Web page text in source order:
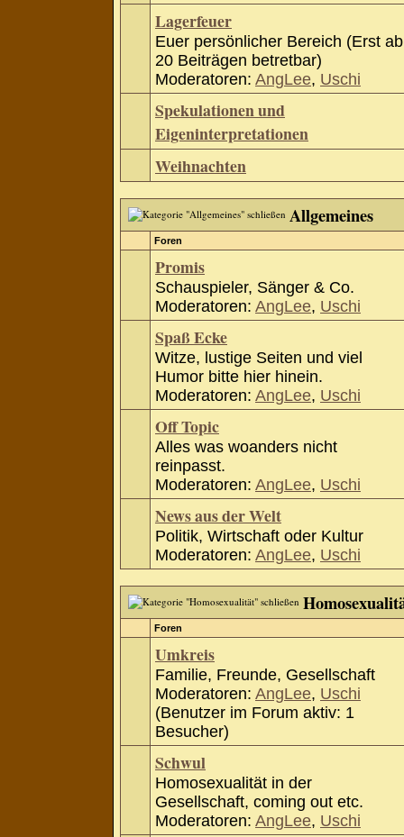
Lagerfeuer
Euer persönlicher Bereich (Erst ab
20 Beiträgen betretbar)
Moderatoren: AngLee, Uschi
Spekulationen und
Eigeninterpretationen
Weihnachten
Allgemeines
Foren
Promis
Schauspieler, Sänger & Co.
Moderatoren: AngLee, Uschi
Spaß Ecke
Witze, lustige Seiten und viel
Humor bitte hier hinein.
Moderatoren: AngLee, Uschi
Off Topic
Alles was woanders nicht
reinpasst.
Moderatoren: AngLee, Uschi
News aus der Welt
Politik, Wirtschaft oder Kultur
Moderatoren: AngLee, Uschi
Foren
Umkreis
Familie, Freunde, Gesellschaft
Moderatoren: AngLee, Uschi
(Benutzer im Forum aktiv: 1
Besucher)
Schwul
Homosexualität in der
Gesellschaft, coming out etc.
Moderatoren: AngLee, Uschi